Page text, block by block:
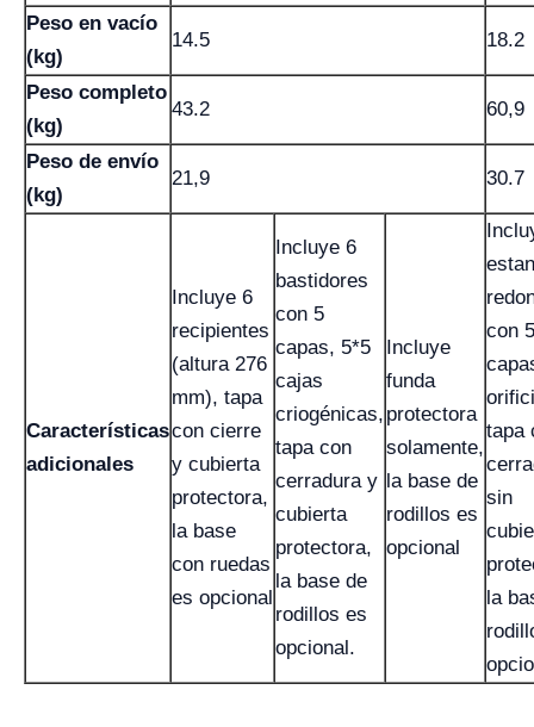
Peso en vacío
(kg)
14.5 18.2
Peso completo
(kg)
43.2 60,9
Peso de envío
(kg)
21,9 30.7
Características
adicionales
Incluye 6
recipientes
(altura 276
mm), tapa
con cierre
y cubierta
protectora,
la base
con ruedas
es opcional
Incluye 6
bastidores
con 5
capas, 5*5
cajas
criogénicas,
tapa con
cerradura y
cubierta
protectora,
la base de
rodillos es
opcional.
Incluye
funda
protectora
solamente,
la base de
rodillos es
opcional
con 5
tapa
sin
la